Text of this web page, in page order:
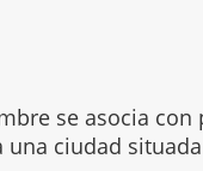
se asocia
una ciudad